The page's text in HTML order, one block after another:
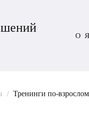
О
/ Тренинги по-